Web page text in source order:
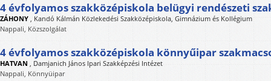
4 évfolyamos szakközépiskola belügyi rendészeti
ZÁHONY , Kandó Kálmán Közlekedési Szakközépiskola, Gimnázium és Kollégium
Nappali, Közszolgálat
4 évfolyamos szakközépiskola könnyűipar
HATVAN , Damjanich János Ipari Szakképzési Intézet
Nappali, Könnyüipar